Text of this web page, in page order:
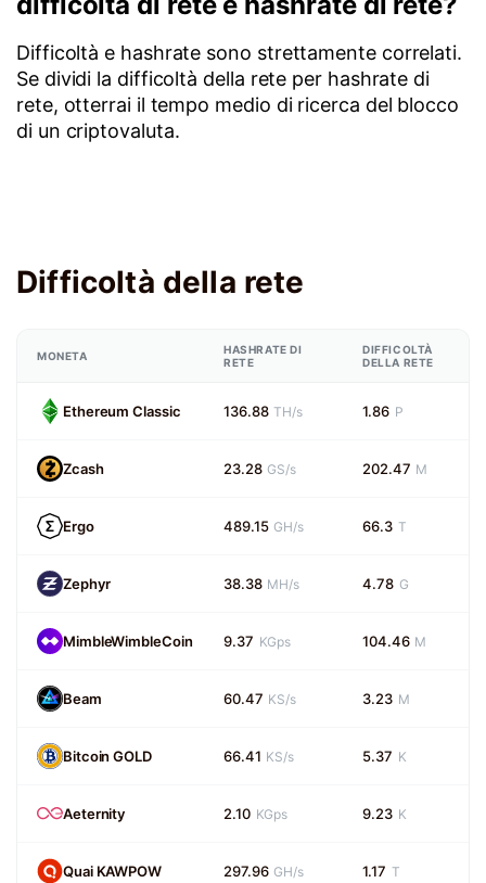
Difficoltà e hashrate sono strettamente correlati.
Se dividi la difficoltà della rete per hashrate di
rete, otterrai il tempo medio di ricerca del blocco
di un criptovaluta.
Difficoltà della rete
MONETA
HASHRATE DI
RETE
DIFFICOLTÀ
DELLA RETE
Ethereum Classic 136.88 TH/s 1.86 P
Zcash 23.28 GS/s 202.47 M
Ergo 489.15 GH/s 66.3 T
Zephyr 38.38 MH/s 4.78 G
MimbleWimbleCoin 9.37 KGps 104.46 M
Beam 60.47 KS/s 3.23 M
Bitcoin GOLD 66.41 KS/s 5.37 K
Aeternity 2.10 KGps 9.23 K
Quai KAWPOW 297.96 GH/s 1.17 T